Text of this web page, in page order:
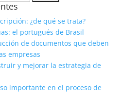
¿de qué se trata?
el portugués de Brasil
de documentos que deben
empresas
y mejorar la estrategia de
importante en el proceso de